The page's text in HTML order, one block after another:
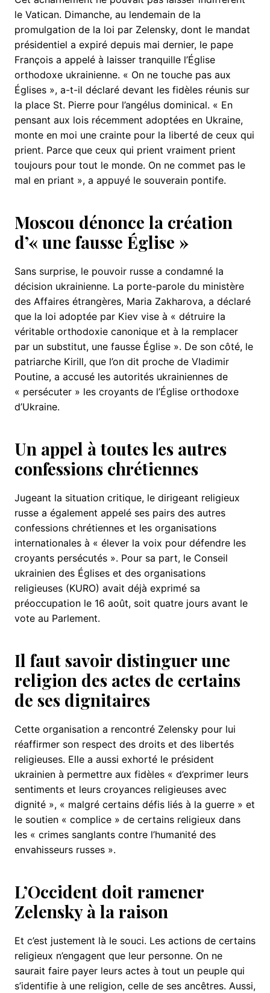
le Vatican. Dimanche, au lendemain de la
promulgation de la loi par Zelensky, dont le mandat
présidentiel a expiré depuis mai dernier, le pape
François a appelé à laisser tranquille l’Église
orthodoxe ukrainienne. « On ne touche pas aux
Églises », a-t-il déclaré devant les fidèles réunis sur
la place St. Pierre pour l’angélus dominical. « En
pensant aux lois récemment adoptées en Ukraine,
monte en moi une crainte pour la liberté de ceux qui
prient. Parce que ceux qui prient vraiment prient
toujours pour tout le monde. On ne commet pas le
mal en priant », a appuyé le souverain pontife.
Moscou dénonce la création
d’« une fausse Église »
Sans surprise, le pouvoir russe a condamné la
décision ukrainienne. La porte-parole du ministère
des Affaires étrangères, Maria Zakharova, a déclaré
que la loi adoptée par Kiev vise à « détruire la
véritable orthodoxie canonique et à la remplacer
par un substitut, une fausse Église ». De son côté, le
patriarche Kirill, que l’on dit proche de Vladimir
Poutine, a accusé les autorités ukrainiennes de
« persécuter » les croyants de l’Église orthodoxe
d’Ukraine.
Un appel à toutes les autres
confessions chrétiennes
Jugeant la situation critique, le dirigeant religieux
russe a également appelé ses pairs des autres
confessions chrétiennes et les organisations
internationales à « élever la voix pour défendre les
croyants persécutés ». Pour sa part, le Conseil
ukrainien des Églises et des organisations
religieuses (KURO) avait déjà exprimé sa
préoccupation le 16 août, soit quatre jours avant le
vote au Parlement.
Il faut savoir distinguer une
religion des actes de certains
de ses dignitaires
Cette organisation a rencontré Zelensky pour lui
réaffirmer son respect des droits et des libertés
religieuses. Elle a aussi exhorté le président
ukrainien à permettre aux fidèles « d’exprimer leurs
sentiments et leurs croyances religieuses avec
dignité », « malgré certains défis liés à la guerre » et
le soutien « complice » de certains religieux dans
les « crimes sanglants contre l’humanité des
envahisseurs russes ».
L’Occident doit ramener
Zelensky à la raison
Et c’est justement là le souci. Les actions de certains
religieux n’engagent que leur personne. On ne
saurait faire payer leurs actes à tout un peuple qui
s’identifie à une religion, celle de ses ancêtres. Aussi,